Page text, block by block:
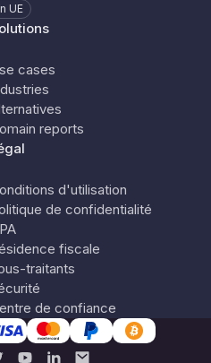
UE
cases
reports
d'utilisation
de confidentialité
fiscale
traitants
de confiance